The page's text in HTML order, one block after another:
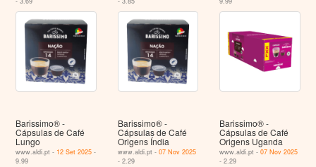
Barissimo® -
Cápsulas de Café
Lungo
www.aldi.pt - 12 Set 2025 -
9.99
Barissimo® -
Cápsulas de Café
Origens Índia
www.aldi.pt - 07 Nov 2025
- 2.29
Barissimo® -
Cápsulas de Café
Origens Uganda
www.aldi.pt -07 Nov 2025
- 2.29